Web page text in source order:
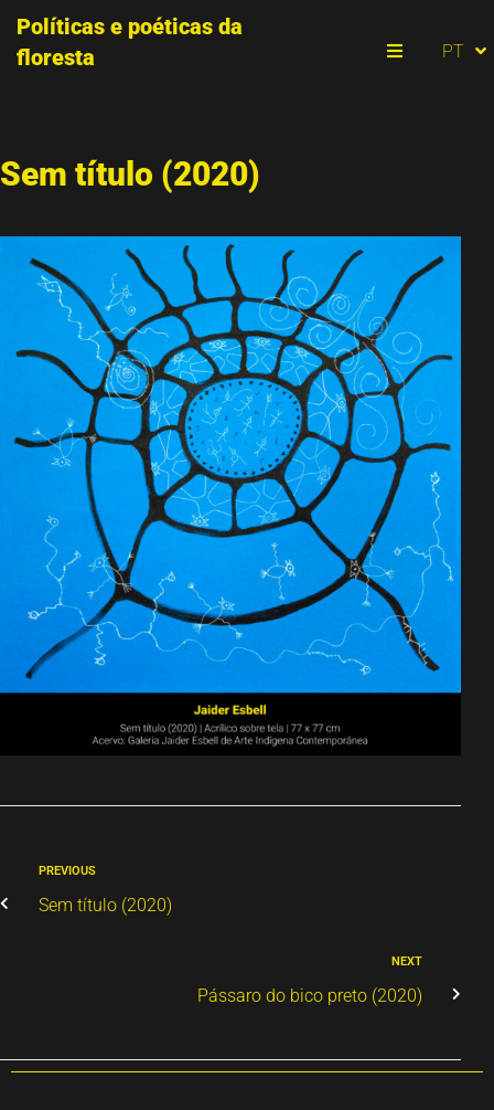
Políticas e poéticas da
floresta
PT
EN
Sem título (2020)
PREVIOUS
Sem título (2020)
NEXT
Pássaro do bico preto (2020)